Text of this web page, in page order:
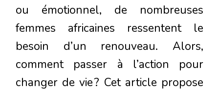
ou émotionnel, de nombreuses
femmes africaines ressentent le
besoin d’un renouveau. Alors,
comment passer à l’action pour
changer de vie ? Cet article propose